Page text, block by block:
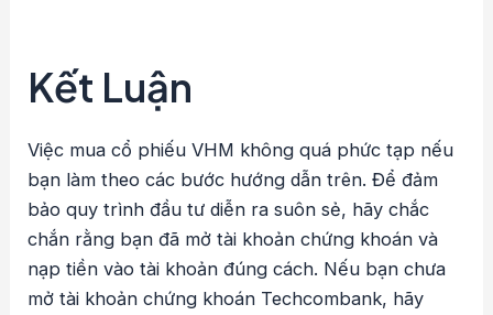
Kết Luận
Việc mua cổ phiếu VHM không quá phức tạp nếu
bạn làm theo các bước hướng dẫn trên. Để đảm
bảo quy trình đầu tư diễn ra suôn sẻ, hãy chắc
chắn rằng bạn đã mở tài khoản chứng khoán và
nạp tiền vào tài khoản đúng cách. Nếu bạn chưa
mở tài khoản chứng khoán Techcombank, hãy